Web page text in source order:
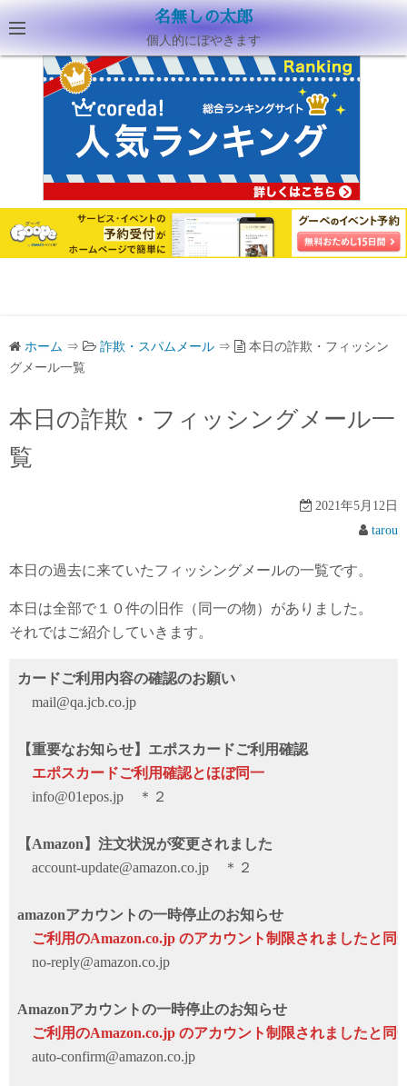
名無しの太郎
個人的にぼやきます
ホーム ⇒ 詐欺・スパムメール ⇒
本日の詐欺・フィッシン
グメール一覧
本日の詐欺・フィッシングメール一
覧
2021年5月12日
tarou
本日の過去に来ていたフィッシングメールの一覧です。
本日は全部で１０件の旧作（同一の物）がありました。
それではご紹介していきます。
カードご利用内容の確認のお願い
mail@qa.jcb.co.jp
【重要なお知らせ】エポスカードご利用確認
エポスカードご利用確認とほぼ同一
info@01epos.jp ＊２
【Amazon】注文状況が変更されました
account-update@amazon.co.jp ＊２
amazonアカウントの一時停止のお知らせ
ご利用のAmazon.co.jp のアカウント制限されましたと同
no-reply@amazon.co.jp
Amazonアカウントの一時停止のお知らせ
ご利用のAmazon.co.jp のアカウント制限されましたと同
auto-confirm@amazon.co.jp